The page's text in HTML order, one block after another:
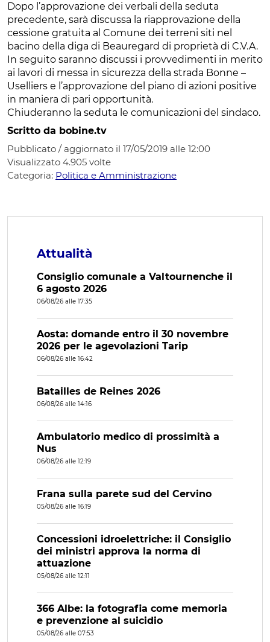
Dopo l’approvazione dei verbali della seduta
precedente, sarà discussa la riapprovazione della
cessione gratuita al Comune dei terreni siti nel
bacino della diga di Beauregard di proprietà di C.V.A.
In seguito saranno discussi i provvedimenti in merito
ai lavori di messa in sicurezza della strada Bonne –
Uselliers e l’approvazione del piano di azioni positive
in maniera di pari opportunità.
Chiuderanno la seduta le comunicazioni del sindaco.
Scritto da bobine.tv
Pubblicato / aggiornato il 17/05/2019 alle 12:00
Visualizzato 4.905 volte
Categoria: Politica e Amministrazione
Attualità
Consiglio comunale a Valtournenche il
6 agosto 2026
06/08/26 alle 17:35
Aosta: domande entro il 30 novembre
2026 per le agevolazioni Tarip
06/08/26 alle 16:42
Batailles de Reines 2026
06/08/26 alle 14:16
Ambulatorio medico di prossimità a
Nus
06/08/26 alle 12:19
Frana sulla parete sud del Cervino
05/08/26 alle 16:19
Concessioni idroelettriche: il Consiglio
dei ministri approva la norma di
attuazione
05/08/26 alle 12:11
366 Albe: la fotografia come memoria
e prevenzione al suicidio
05/08/26 alle 07:53